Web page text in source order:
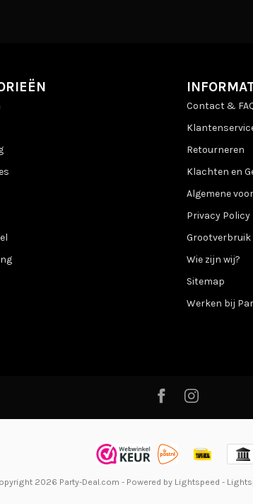
Contact &
Retourneren
Klachten en
Algemene
Privacy Policy
Grootverbruik
Wie zijn wij?
Sitemap
Werken bij
2026 Party-Deal.com - Powered by Lightspeed -